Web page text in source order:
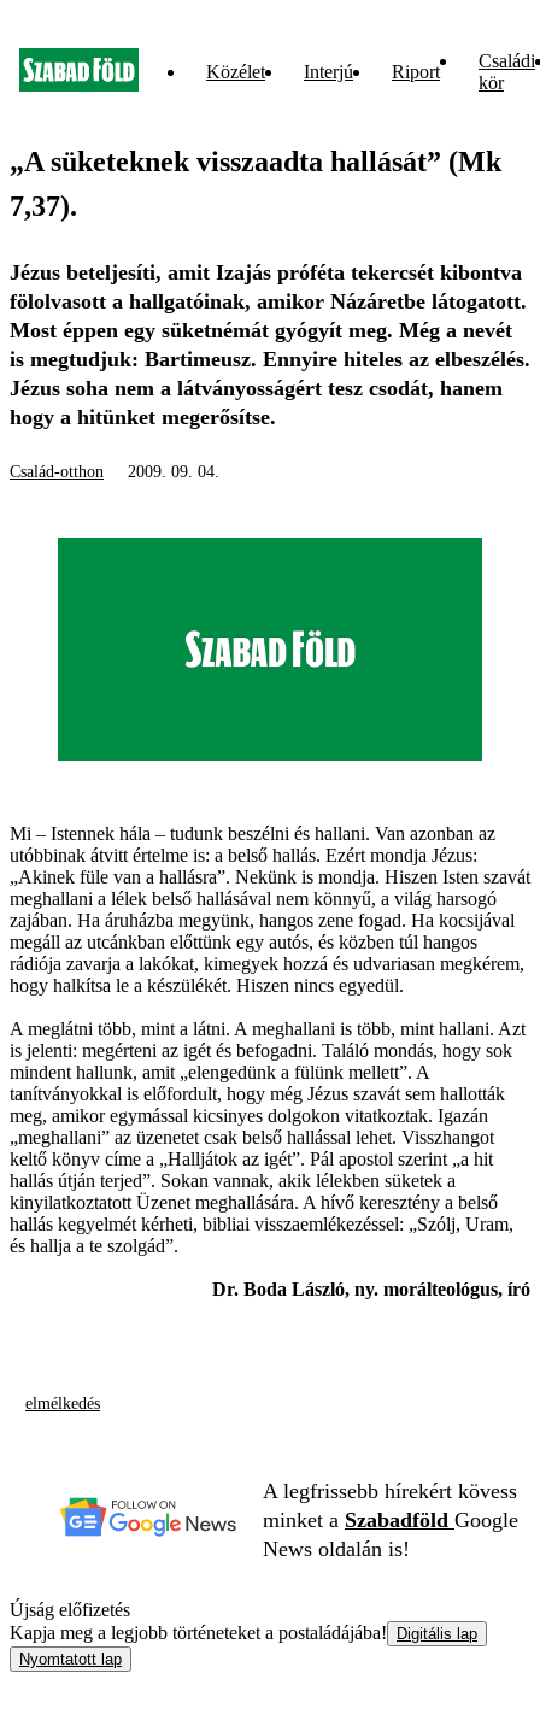
Közélet Interjú Riport
Családi
kör
„A süketeknek visszaadta hallását” (Mk
7,37).
Jézus beteljesíti, amit Izajás próféta tekercsét kibontva
fölolvasott a hallgatóinak, amikor Názáretbe látogatott.
Most éppen egy süketnémát gyógyít meg. Még a nevét
is megtudjuk: Bartimeusz. Ennyire hiteles az elbeszélés.
Jézus soha nem a látványosságért tesz csodát, hanem
hogy a hitünket megerősítse.
Család-otthon 2009. 09. 04.
Mi – Istennek hála – tudunk beszélni és hallani. Van azonban az
utóbbinak átvitt értelme is: a belső hallás. Ezért mondja Jézus:
„Akinek füle van a hallásra”. Nekünk is mondja. Hiszen Isten szavát
meghallani a lélek belső hallásával nem könnyű, a világ harsogó
zajában. Ha áruházba megyünk, hangos zene fogad. Ha kocsijával
megáll az utcánkban előttünk egy autós, és közben túl hangos
rádiója zavarja a lakókat, kimegyek hozzá és udvariasan megkérem,
hogy halkítsa le a készülékét. Hiszen nincs egyedül.
A meglátni több, mint a látni. A meghallani is több, mint hallani. Azt
is jelenti: megérteni az igét és befogadni. Találó mondás, hogy sok
mindent hallunk, amit „elengedünk a fülünk mellett”. A
tanítványokkal is előfordult, hogy még Jézus szavát sem hallották
meg, amikor egymással kicsinyes dolgokon vitatkoztak. Igazán
„meghallani” az üzenetet csak belső hallással lehet. Visszhangot
keltő könyv címe a „Halljátok az igét”. Pál apostol szerint „a hit
hallás útján terjed”. Sokan vannak, akik lélekben süketek a
kinyilatkoztatott Üzenet meghallására. A hívő keresztény a belső
hallás kegyelmét kérheti, bibliai visszaemlékezéssel: „Szólj, Uram,
és hallja a te szolgád”.
Dr. Boda László, ny. morálteológus, író
elmélkedés
A legfrissebb hírekért kövess
minket a Szabadföld Google
News oldalán is!
Újság előfizetés
Kapja meg a legjobb történeteket a postaládájába!
Digitális lap
Nyomtatott lap